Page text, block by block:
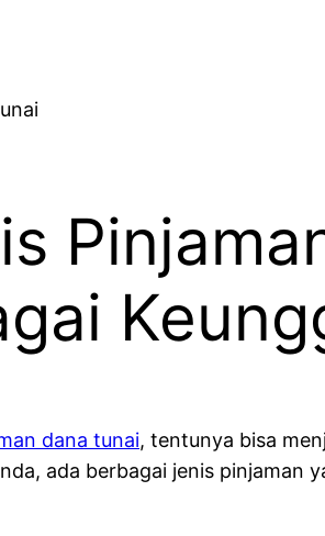
dana tunai, tentunya bisa
ada berbagai jenis pinjaman